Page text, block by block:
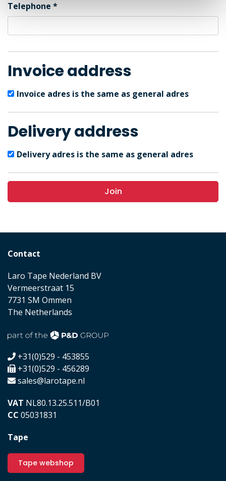
Telephone
Invoice address
Invoice adres is the same as general adres
Delivery address
Delivery adres is the same as general adres
Join
Contact
Laro Tape Nederland BV
Vermeerstraat 15
7731 SM Ommen
The Netherlands
+31(0)529 - 453855
+31(0)529 - 456289
sales@larotape.nl
VAT NL80.13.25.511/B01
CC 05031831
Tape
Tape webshop